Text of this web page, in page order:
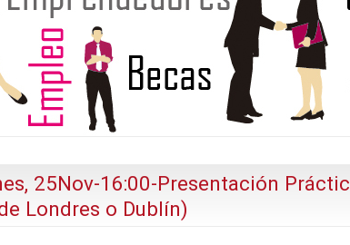
25Nov-16:00-Presentación
Londres o Dublín)